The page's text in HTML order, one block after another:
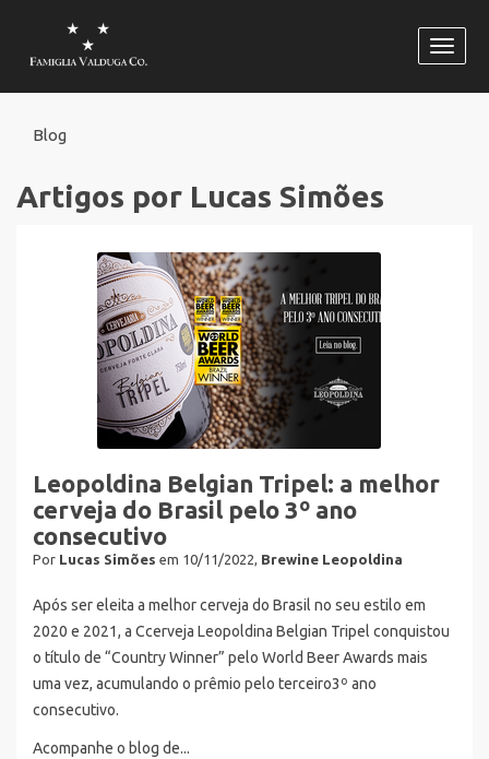
Blog
Artigos por Lucas Simões
Leopoldina Belgian Tripel: a melhor
cerveja do Brasil pelo 3º ano
consecutivo
Por Lucas Simões em 10/11/2022, Brewine Leopoldina
Após ser eleita a melhor cerveja do Brasil no seu estilo em
2020 e 2021, a Ccerveja Leopoldina Belgian Tripel conquistou
o título de “Country Winner” pelo World Beer Awards mais
uma vez, acumulando o prêmio pelo terceiro3º ano
consecutivo.
Acompanhe o blog de...